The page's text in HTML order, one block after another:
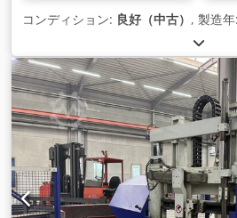
コンディション: 良好（中古） , 製造年: